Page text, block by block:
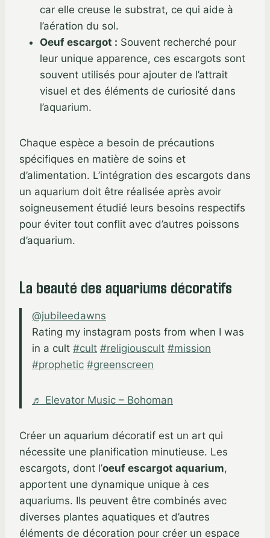
car elle creuse le substrat, ce qui aide à
l’aération du sol.
Oeuf escargot : Souvent recherché pour
leur unique apparence, ces escargots sont
souvent utilisés pour ajouter de l’attrait
visuel et des éléments de curiosité dans
l’aquarium.
Chaque espèce a besoin de précautions
spécifiques en matière de soins et
d’alimentation. L’intégration des escargots dans
un aquarium doit être réalisée après avoir
soigneusement étudié leurs besoins respectifs
pour éviter tout conflit avec d’autres poissons
d’aquarium.
La beauté des aquariums décoratifs
@jubileedawns
Rating my instagram posts from when I was
in a cult #cult #religiouscult #mission
#prophetic #greenscreen
♬ Elevator Music – Bohoman
Créer un aquarium décoratif est un art qui
nécessite une planification minutieuse. Les
escargots, dont l’oeuf escargot aquarium,
apportent une dynamique unique à ces
aquariums. Ils peuvent être combinés avec
diverses plantes aquatiques et d’autres
éléments de décoration pour créer un espace